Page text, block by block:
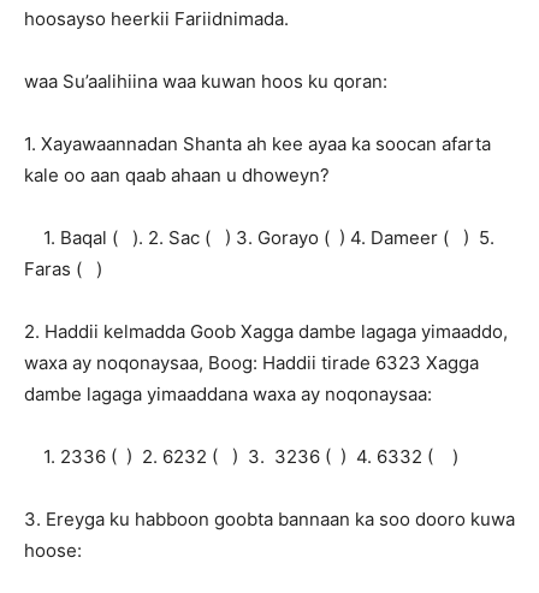
hoosayso heerkii Fariidnimada.
waa Su’aalihiina waa kuwan hoos ku qoran:
1. Xayawaannadan Shanta ah kee ayaa ka soocan afarta
kale oo aan qaab ahaan u dhoweyn?
1. Baqal ( ). 2. Sac ( ) 3. Gorayo ( ) 4. Dameer ( ) 5.
Faras ( )
2. Haddii kelmadda Goob Xagga dambe lagaga yimaaddo,
waxa ay noqonaysaa, Boog: Haddii tirade 6323 Xagga
dambe lagaga yimaaddana waxa ay noqonaysaa:
1. 2336 ( ) 2. 6232 ( ) 3. 3236 ( ) 4. 6332 ( )
3. Ereyga ku habboon goobta bannaan ka soo dooro kuwa
hoose: